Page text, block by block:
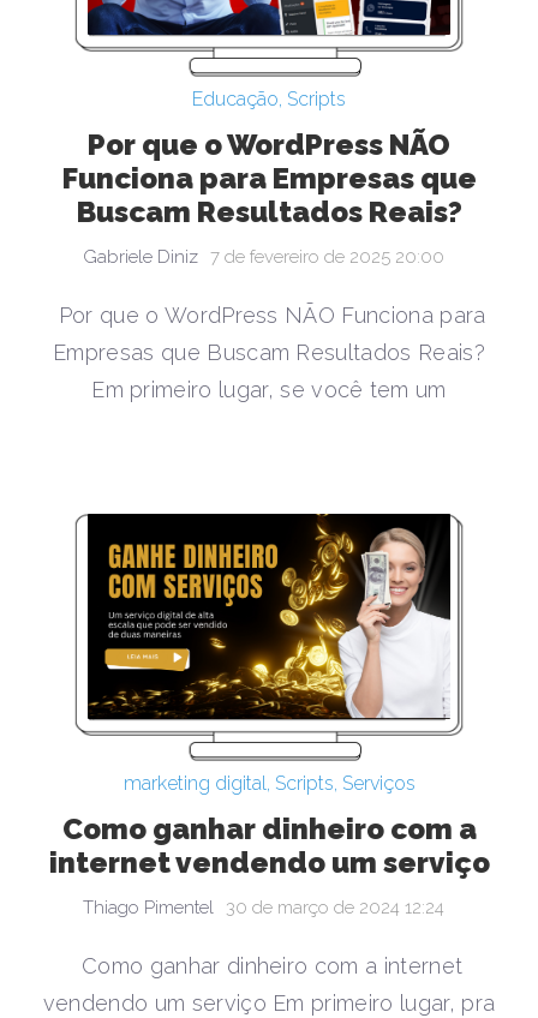
Educação, Scripts
Por que o WordPress NÃO
Funciona para Empresas que
Buscam Resultados Reais?
Gabriele Diniz 7 de fevereiro de 2025 20:00
Por que o WordPress NÃO Funciona para
Empresas que Buscam Resultados Reais?
Em primeiro lugar, se você tem um
marketing digital, Scripts, Serviços
Como ganhar dinheiro com a
internet vendendo um serviço
Thiago Pimentel 30 de março de 2024 12:24
Como ganhar dinheiro com a internet
vendendo um serviço Em primeiro lugar, pra